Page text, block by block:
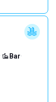
· Bar·